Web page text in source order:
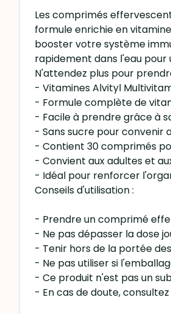
Les comprimés
formule enrichie en
booster votre système
rapidement dans l'eau
N'attendez plus pour
- Vitamines Alvityl
- Formule complète de
- Facile à prendre grâce à
- Sans sucre pour convenir
- Contient 30 comprimés
- Convient aux adultes et
- Idéal pour renforcer
Conseils d'utilisation :
- Prendre un comprimé
- Ne pas dépasser la dose
- Tenir hors de la portée
- Ne pas utiliser si
- Ce produit n'est pas un
- En cas de doute,